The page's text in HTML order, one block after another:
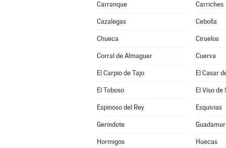
Carranque Carriches
Cazalegas Cebolla
Chueca Ciruelos
Corral de Almaguer Cuerva
El Carpio de Tajo El Casar
El Toboso El Viso de
Espinoso del Rey Esquivias
Gerindote Guadamur
Hormigos Huecas